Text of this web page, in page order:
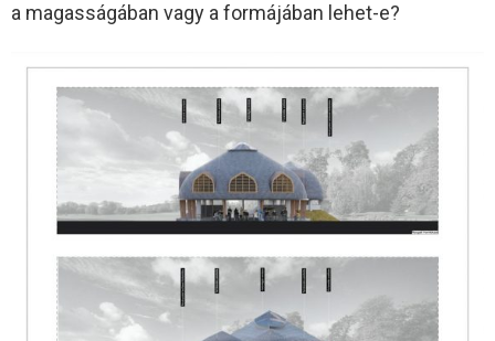
a magasságában vagy a formájában lehet-e?